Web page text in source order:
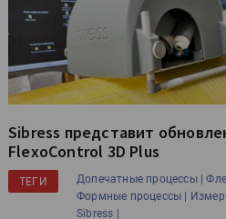
Sibress представит
FlexoControl 3D Plus
ТЕГИ Допечатные процессы |
Формные процессы |
Sibress |